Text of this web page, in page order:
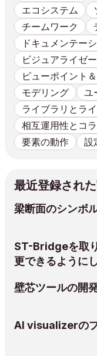
エコシステム
チームワーク
ドキュメンテー
ビジュアライゼ
ビューポイント
モデリング
ユ
ライブラリとラ
相互運用性とコ
要素の動作
設
最近登録され
梁断面のシンボ
ST-Bridgeを取
更できるように
壁芯ツールの開
AI visualizerの